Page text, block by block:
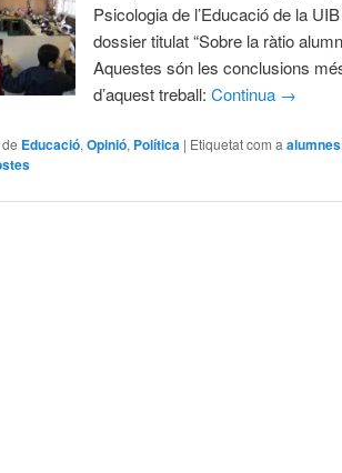
Psicologia de l’Educació de la
dossier titulat “Sobre la ràtio
Aquestes són les conclusions
d’aquest treball:Continua →
Educació,Opinió, Política | Etiquetat com a alumnes